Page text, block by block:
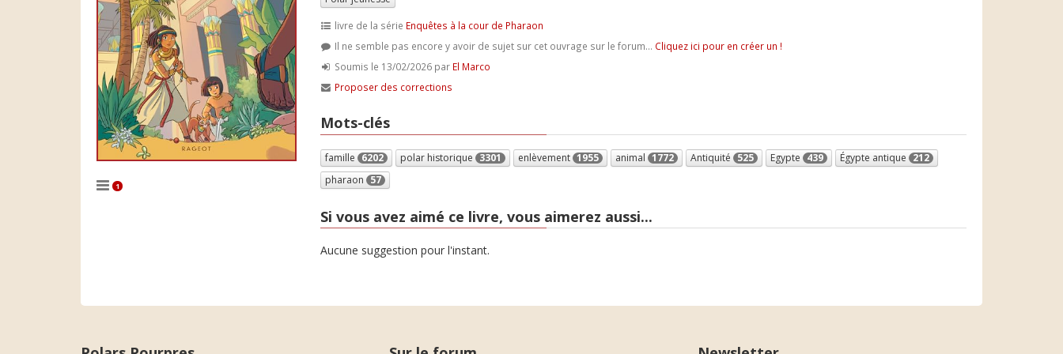
1
livre de la série Enquêtes à la cour de Pharaon
Il ne semble pas encore y avoir de sujet sur cet ouvrage sur le forum... Cliquez ici pour en créer un !
Soumis le 13/02/2026 par El Marco
Proposer des corrections
Mots-clés
famille 6202 polar historique 3301 enlèvement 1955 animal 1772 Antiquité 525 Egypte 439 Égypte antique 212
pharaon 57
Si vous avez aimé ce livre, vous aimerez aussi...
Aucune suggestion pour l'instant.